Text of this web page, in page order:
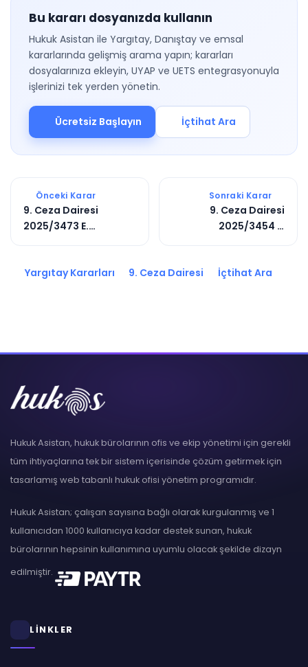
Bu kararı dosyanızda kullanın
Hukuk Asistan ile Yargıtay, Danıştay ve emsal
kararlarında gelişmiş arama yapın; kararları
dosyalarınıza ekleyin, UYAP ve UETS entegrasyonuyla
işlerinizi tek yerden yönetin.
Ücretsiz Başlayın İçtihat Ara
Önceki Karar
9. Ceza Dairesi
2025/3473 E.
Sonraki Karar
9. Ceza Dairesi
2025/3454 E.
Yargıtay Kararları 9. Ceza Dairesi İçtihat Ara
Hukuk Asistan, hukuk bürolarının ofis ve ekip yönetimi için gerekli
tüm ihtiyaçlarına tek bir sistem içerisinde çözüm getirmek için
tasarlamış web tabanlı hukuk ofisi yönetim programıdır.
Hukuk Asistan; çalışan sayısına bağlı olarak kurgulanmış ve 1
kullanıcıdan 1000 kullanıcıya kadar destek sunan, hukuk
bürolarının hepsinin kullanımına uyumlu olacak şekilde dizayn
edilmiştir.
LİNKLER